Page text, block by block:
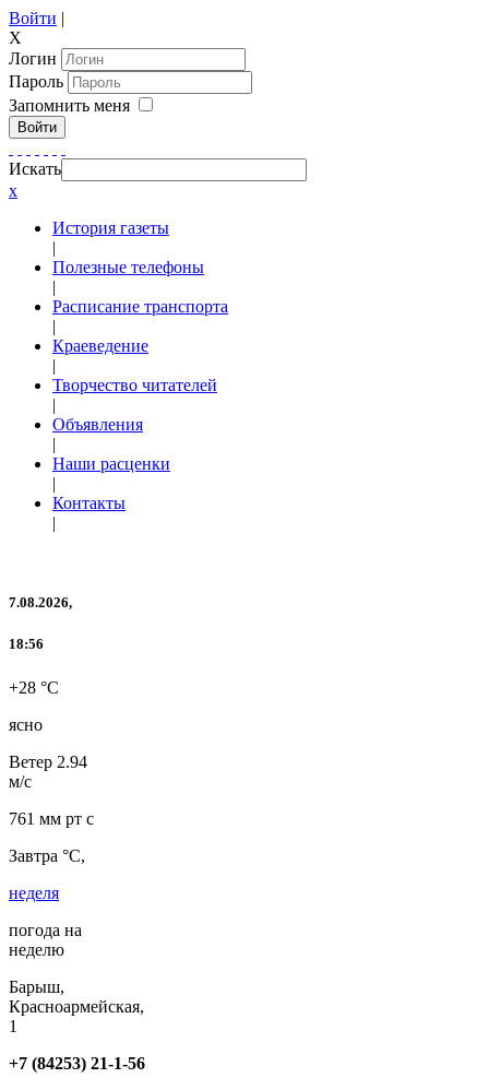
Войти |
X
Логин
Пароль
Запомнить меня
Войти
Искать
x
История газеты
|
Полезные телефоны
|
Расписание транспорта
|
Краеведение
|
Творчество читателей
|
Объявления
|
Наши расценки
|
Контакты
|
7.08.2026,
18:56
+28 °C
ясно
Ветер 2.94
м/с
761 мм рт с
Завтра °C,
неделя
погода на
неделю
Барыш,
Красноармейская,
1
+7 (84253) 21-1-56